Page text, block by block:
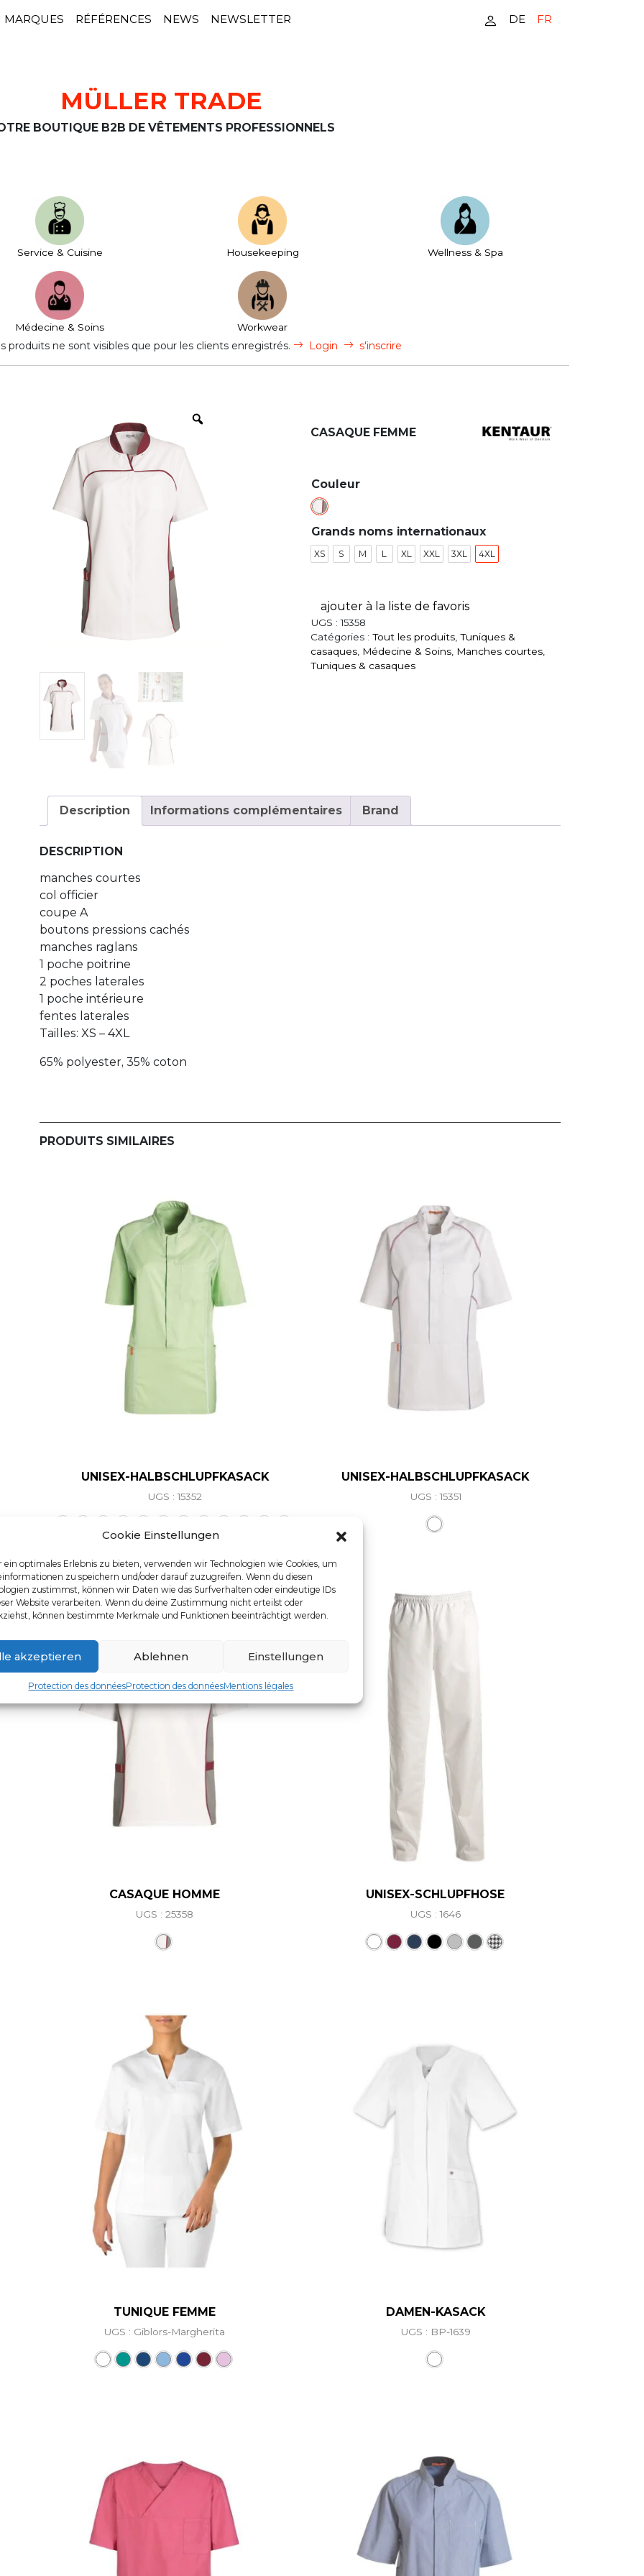
Cookie Einstellungen
ein optimales Erlebnis zu bieten, verwenden wir Technologien wie Cookies, um
zu speichern und/oder darauf zuzugreifen. Wenn du diesen
zustimmst, können wir Daten wie das Surfverhalten oder eindeutige IDs
Website verarbeiten. Wenn du deine Zustimmung nicht erteilst oder
können bestimmte Merkmale und Funktionen beeinträchtigt werden.
akzeptieren Ablehnen Einstellungen
Protection des donnéesProtection des donnéesMentions légales
MARQUES RÉFÉRENCES NEWS NEWSLETTER DE FR
MÜLLER TRADE
BOUTIQUE B2B DE VÊTEMENTS PROFESSIONNELS
Service & Cuisine House­keeping Wellness & Spa
Médecine & Soins Workwear
produits ne sont visibles que pour les clients enregistrés. Login s'inscrire
CASAQUE FEMME
Couleur
Grands noms internationaux
XS S M L XL XXL 3XL 4XL
ajouter à la liste de favoris
UGS :15358
Catégories : Tout les produits, Tuniques &
casaques, Médecine & Soins, Manches courtes,
Tuniques & casaques
Description Informations complémentaires Brand
DESCRIPTION
manches courtes
col officier
coupe A
boutons pressions cachés
manches raglans
1 poche poitrine
2 poches laterales
1 poche intérieure
fentes laterales
Tailles: XS – 4XL
65% polyester, 35% coton
PRODUITS SIMILAIRES
UNISEX-HALBSCHLUPFKASACK
UGS : 15352
UNISEX-HALBSCHLUPFKASACK
UGS : 15351
CASAQUE HOMME
UGS : 25358
UNISEX-SCHLUPFHOSE
UGS : 1646
TUNIQUE FEMME
UGS : Giblors-Margherita
DAMEN-KASACK
UGS : BP-1639